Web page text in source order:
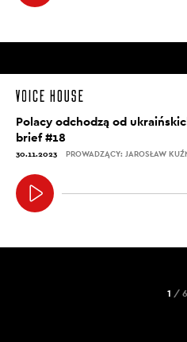
Polacy odchodzą od
brief #18
30.11.2023 PROWADZĄCY: JAROSŁAW
1 / 6